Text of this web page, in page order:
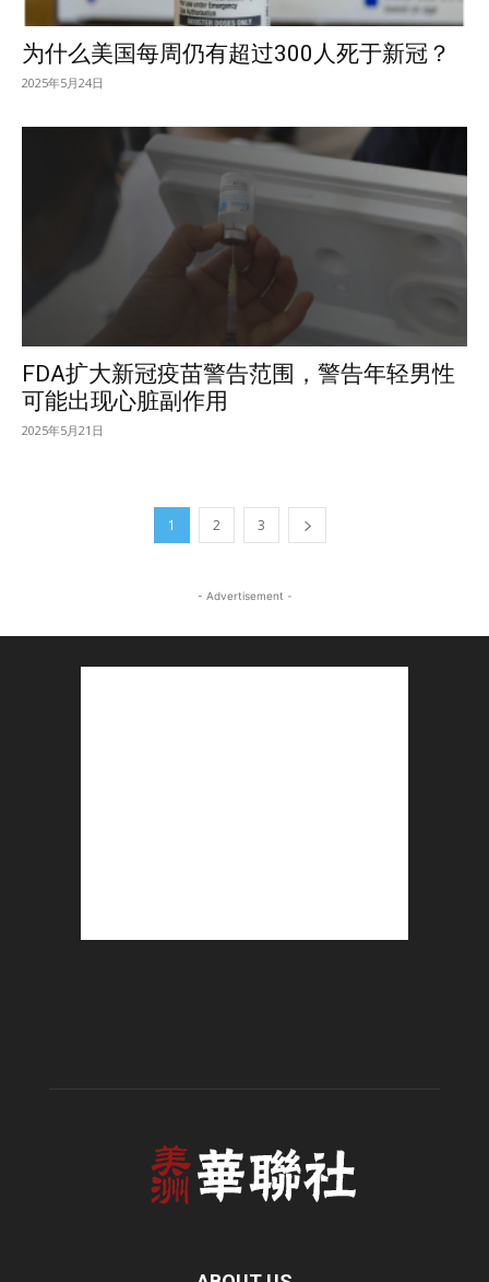
为什么美国每周仍有超过300人死于新冠？
2025年5月24日
FDA扩大新冠疫苗警告范围，警告年轻男性
可能出现心脏副作用
2025年5月21日
1 2 3
- Advertisement -